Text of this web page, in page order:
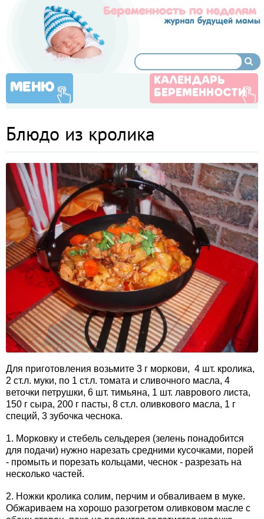
МЕНЮ
КАЛЕНДАРЬ
БЕРЕМЕННОСТИ
Блюдо из кролика
Для приготовления возьмите 3 г моркови, 4 шт. кролика,
2 ст.л. муки, по 1 ст.л. томата и сливочного масла, 4
веточки петрушки, 6 шт. тимьяна, 1 шт. лаврового листа,
150 г сыра, 200 г пасты, 8 ст.л. оливкового масла, 1 г
специй, 3 зубочка чеснока.
1. Морковку и стебель сельдерея (зелень понадобится
для подачи) нужно нарезать средними кусочками, порей
- промыть и порезать кольцами, чеснок - разрезать на
несколько частей.
2. Ножки кролика солим, перчим и обваливаем в муке.
Обжариваем на хорошо разогретом оливковом масле с